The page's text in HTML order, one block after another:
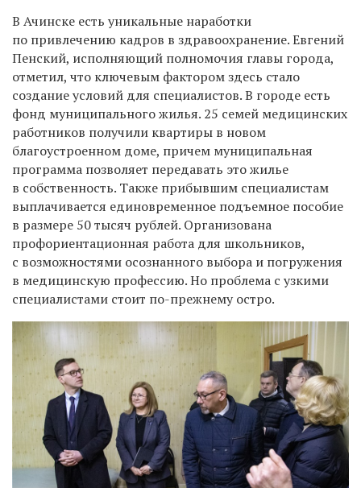
В Ачинске есть уникальные наработки
по привлечению кадров в здравоохранение. Евгений
Пенский, исполняющий полномочия главы города,
отметил, что ключевым фактором здесь стало
создание условий для специалистов. В городе есть
фонд муниципального жилья. 25 семей медицинских
работников получили квартиры в новом
благоустроенном доме, причем муниципальная
программа позволяет передавать это жилье
в собственность. Также прибывшим специалистам
выплачивается единовременное подъемное пособие
в размере 50 тысяч рублей. Организована
профориентационная работа для школьников,
с возможностями осознанного выбора и погружения
в медицинскую профессию. Но проблема с узкими
специалистами стоит по-прежнему остро.